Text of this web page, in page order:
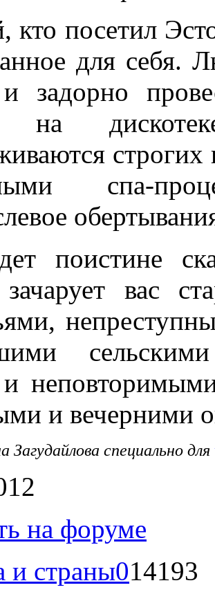
кто посетил
для себя.
и задорно
на
строгих
спа-
поистине
вас
и вечерними
Загудайлова специально для
на форуме
и страны014193